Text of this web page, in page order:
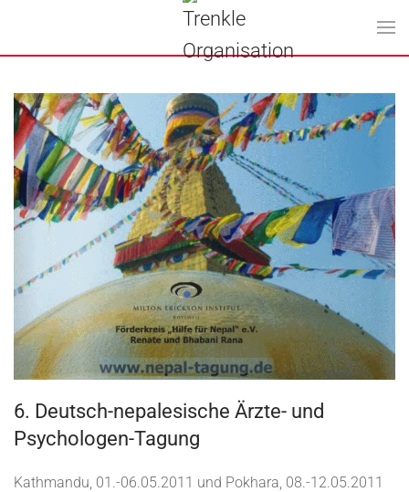
Zum Hauptinhalt springen
6. Deutsch-nepalesische Ärzte- und
Psychologen-Tagung
Kathmandu, 01.-06.05.2011 und Pokhara, 08.-12.05.2011